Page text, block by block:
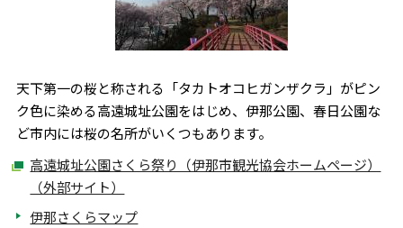
天下第一の桜と称される「タカトオコヒガンザクラ」がピン
ク色に染める高遠城址公園をはじめ、伊那公園、春日公園な
ど市内には桜の名所がいくつもあります。
高遠城址公園さくら祭り（伊那市観光協会ホームページ）
（外部サイト）
伊那さくらマップ